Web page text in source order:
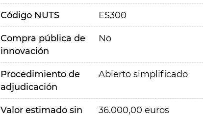
Código NUTS ES300
Compra pública de
innovación
No
Procedimiento de
adjudicación
Abierto simplificado
Valor estimado sin
36.000,00 euros